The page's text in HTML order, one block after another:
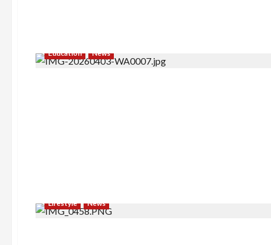
Education News
Lifestyle News